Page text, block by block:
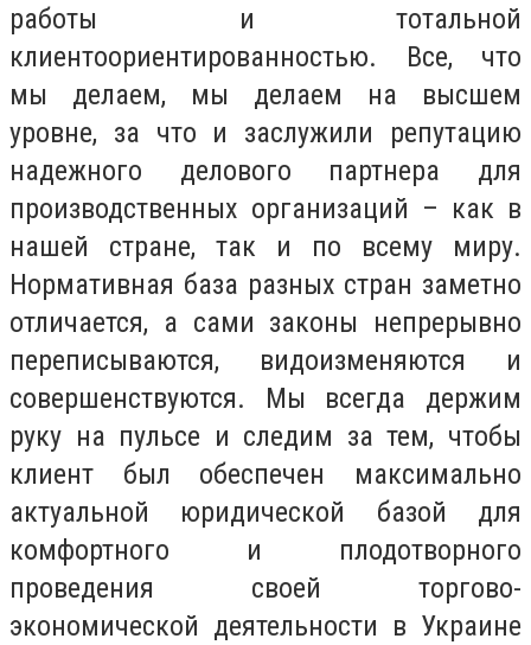
работы и тотальной
клиентоориентированностью. Все, что
мы делаем, мы делаем на высшем
уровне, за что и заслужили репутацию
надежного делового партнера для
производственных организаций – как в
нашей стране, так и по всему миру.
Нормативная база разных стран заметно
отличается, а сами законы непрерывно
переписываются, видоизменяются и
совершенствуются. Мы всегда держим
руку на пульсе и следим за тем, чтобы
клиент был обеспечен максимально
актуальной юридической базой для
комфортного и плодотворного
проведения своей торгово-
экономической деятельности в Украине